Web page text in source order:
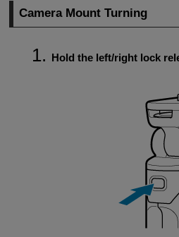
Camera Mount Turning
Hold the left/right lock